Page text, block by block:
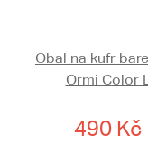
Obal na kufr
Ormi Color
490 Kč